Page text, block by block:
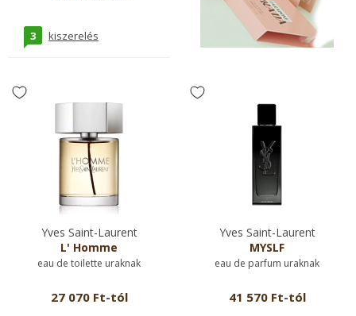
3 kiszerelés
Yves Saint-Laurent
L' Homme
eau de toilette uraknak
27 070 Ft-tól
Yves Saint-Laurent
MYSLF
eau de parfum uraknak
41 570 Ft-tól